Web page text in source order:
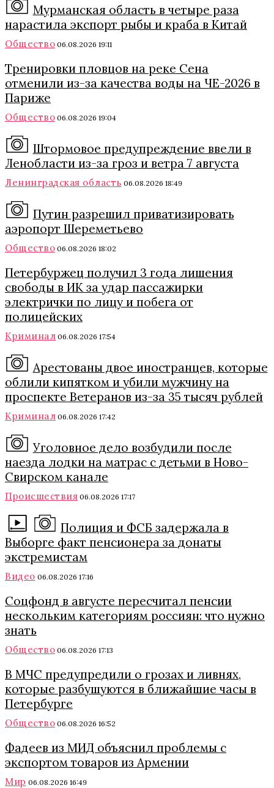
Мурманская область в четыре раза
нарастила экспорт рыбы и краба в Китай
Общество 06.08.2026 19:11
Тренировки пловцов на реке Сена
отменили из-за качества воды на ЧЕ-2026 в
Париже
Общество 06.08.2026 19:04
Штормовое предупреждение ввели в
Ленобласти из-за гроз и ветра 7 августа
Ленинградская область 06.08.2026 18:49
Путин разрешил приватизировать
аэропорт Шереметьево
Общество 06.08.2026 18:02
Петербуржец получил 3 года лишения
свободы в ИК за удар пассажирки
электрички по лицу и побега от
полицейских
Криминал 06.08.2026 17:54
Арестованы двое иностранцев, которые
облили кипятком и убили мужчину на
проспекте Ветеранов из-за 35 тысяч рублей
Криминал 06.08.2026 17:42
Уголовное дело возбудили после
наезда лодки на матрас с детьми в Ново-
Свирском канале
Происшествия 06.08.2026 17:17
Полиция и ФСБ задержала в
Выборге факт пенсионера за донаты
экстремистам
Видео 06.08.2026 17:16
Соцфонд в августе пересчитал пенсии
нескольким категориям россиян: что нужно
знать
Общество 06.08.2026 17:13
В МЧС предупредили о грозах и ливнях,
которые разбушуются в ближайшие часы в
Петербурге
Общество 06.08.2026 16:52
Фадеев из МИД объяснил проблемы с
экспортом товаров из Армении
Мир 06.08.2026 16:49